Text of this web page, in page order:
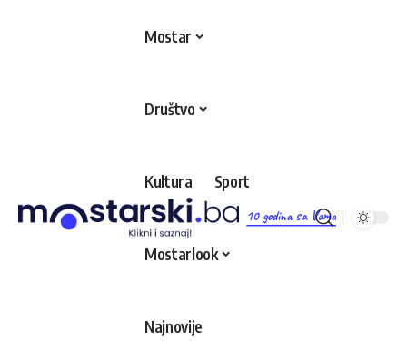
10 godina sa Vama
Mostar
Društvo
Kultura Sport
Mostarlook
Najnovije